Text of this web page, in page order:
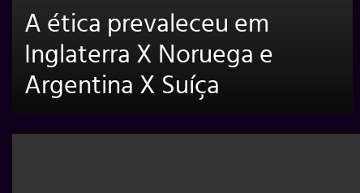
A ética prevaleceu em
Inglaterra X Noruega e
Argentina X Suíça